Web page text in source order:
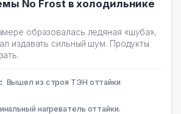
No Frost в холодильнике
образовалась ледяная «шуба»,
издавать сильный шум. Продукты
Вышел из строя ТЭН оттайки
нагреватель оттайки.